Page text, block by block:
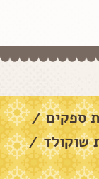
ספקים /
שוקולד /